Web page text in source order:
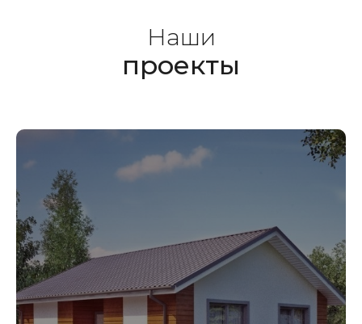
Наши
проекты